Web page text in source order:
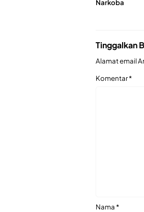
Narkoba
Tinggalkan
Alamat email
Komentar*
Nama*